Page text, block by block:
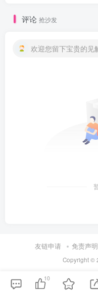
评论 抢沙发
欢迎您留下宝贵的见
友链申请 免责声明
Copyright ©
10